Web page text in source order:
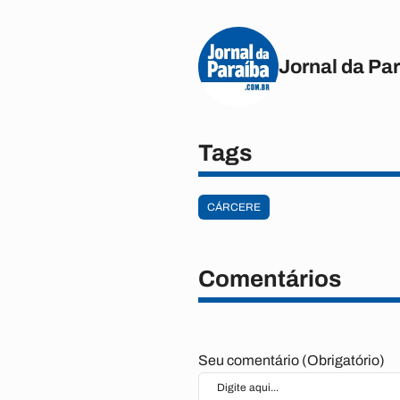
Jornal da
Tags
CÁRCERE
Comentários
Seu comentário (Obrigatório)